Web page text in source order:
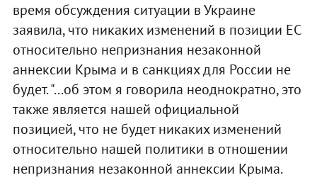
время обсуждения ситуации в Украине
заявила, что никаких изменений в позиции ЕС
относительно непризнания незаконной
аннексии Крыма и в санкциях для России не
будет. "...об этом я говорила неоднократно, это
также является нашей официальной
позицией, что не будет никаких изменений
относительно нашей политики в отношении
непризнания незаконной аннексии Крыма.